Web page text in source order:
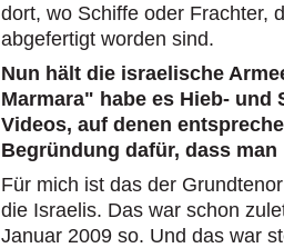
dort, wo Schiffe oder Frachter,
abgefertigt worden sind.
Nun hält die israelische
Marmara" habe es Hieb-
Videos, auf denen
Begründung dafür, dass
Für mich ist das der
die Israelis. Das war schon
Januar 2009 so. Und das war